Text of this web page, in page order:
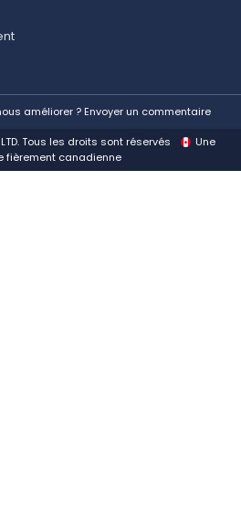
améliorer ? Envoyer un commentaire
Tous les droits sont réservés
Une
fièrement canadienne